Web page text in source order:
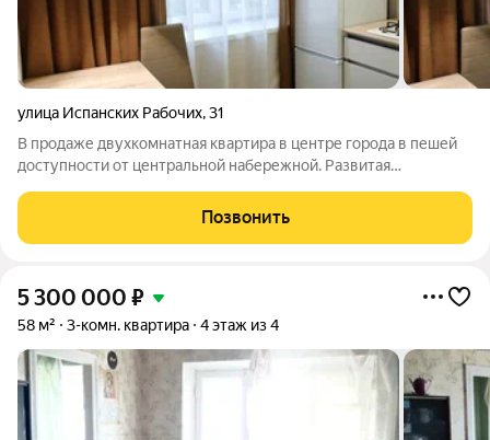
улица Испанских Рабочих,31
В продаже двухкомнатная квартира в центре города в пешей
доступности от центральной набережной. Развитая
Динамо в нескольких минутах от дома. Рядом детские сады,
гимназии 104 и 155, мед.
Позвонить
5 300 000 ₽
58 м² 3-комн. квартира 4 этаж из 4